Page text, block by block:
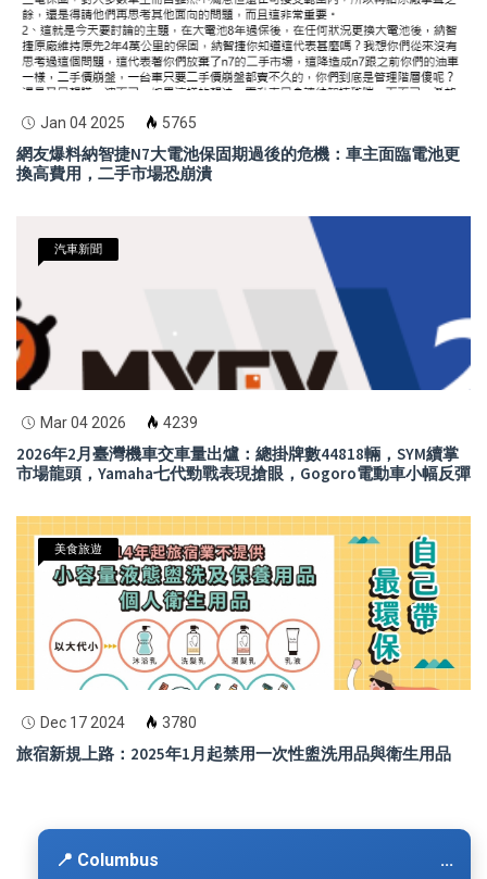
Jan 04 2025 5765
網友爆料納智捷N7大電池保固期過後的危機：車主面臨電池更
換高費用，二手市場恐崩潰
汽車新聞
Mar 04 2026 4239
2026年2月臺灣機車交車量出爐：總掛牌數44818輛，SYM續掌
市場龍頭，Yamaha七代勁戰表現搶眼，Gogoro電動車小幅反彈
美食旅遊
Dec 17 2024 3780
旅宿新規上路：2025年1月起禁用一次性盥洗用品與衛生用品
📍 Columbus ...